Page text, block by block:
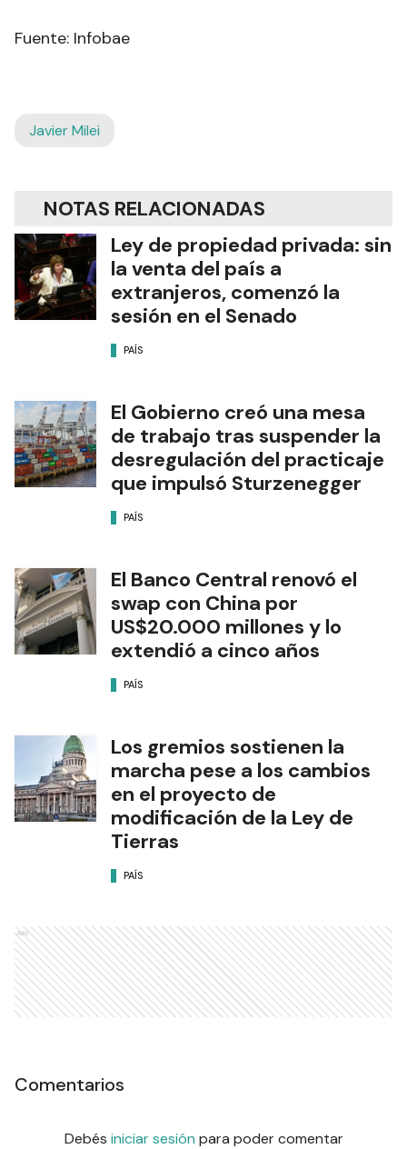
Fuente: Infobae
Javier Milei
NOTAS RELACIONADAS
Ley de propiedad privada: sin
la venta del país a
extranjeros, comenzó la
sesión en el Senado
PAÍS
El Gobierno creó una mesa
de trabajo tras suspender la
desregulación del practicaje
que impulsó Sturzenegger
PAÍS
El Banco Central renovó el
swap con China por
US$20.000 millones y lo
extendió a cinco años
PAÍS
Los gremios sostienen la
marcha pese a los cambios
en el proyecto de
modificación de la Ley de
Tierras
PAÍS
Ads
Comentarios
Debés iniciar sesión para poder comentar